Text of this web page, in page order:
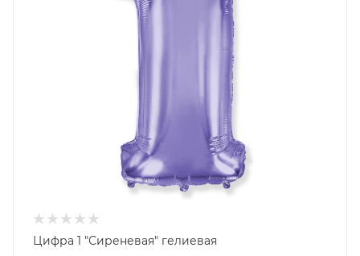
Цифра 1 "Сиреневая" гелиевая